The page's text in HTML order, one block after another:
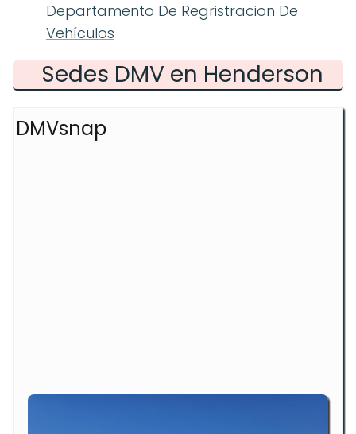
Departamento De Regristracion De
Vehículos
Sedes DMV en Henderson
DMVsnap